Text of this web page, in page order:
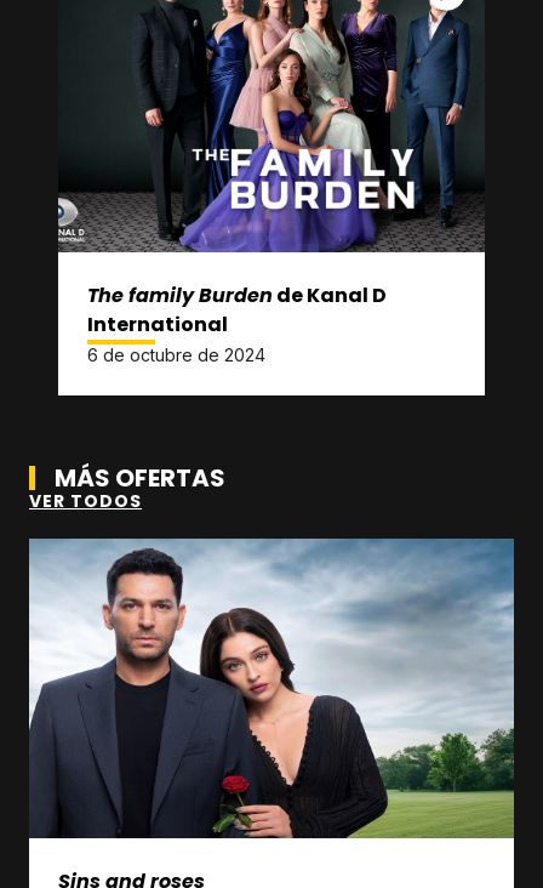
The family Burden de Kanal D
International
6 de octubre de 2024
MÁS OFERTAS
VER TODOS
Sins and roses